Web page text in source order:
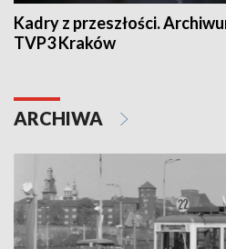
Kadry z przeszłości.
TVP3 Kraków
ARCHIWA